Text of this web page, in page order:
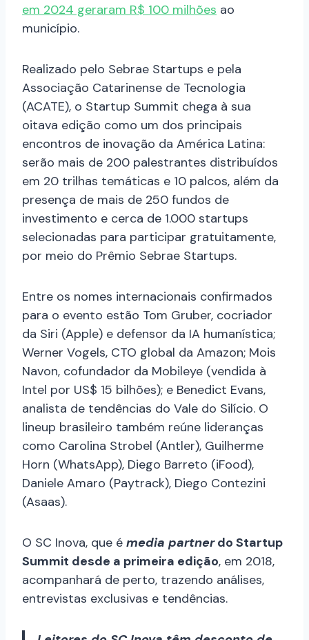
em 2024 geraram R$ 100 milhões ao
município.
Realizado pelo Sebrae Startups e pela
Associação Catarinense de Tecnologia
(ACATE), o Startup Summit chega à sua
oitava edição como um dos principais
encontros de inovação da América Latina:
serão mais de 200 palestrantes distribuídos
em 20 trilhas temáticas e 10 palcos, além da
presença de mais de 250 fundos de
investimento e cerca de 1.000 startups
selecionadas para participar gratuitamente,
por meio do Prêmio Sebrae Startups.
Entre os nomes internacionais confirmados
para o evento estão Tom Gruber, cocriador
da Siri (Apple) e defensor da IA humanística;
Werner Vogels, CTO global da Amazon; Mois
Navon, cofundador da Mobileye (vendida à
Intel por US$ 15 bilhões); e Benedict Evans,
analista de tendências do Vale do Silício. O
lineup brasileiro também reúne lideranças
como Carolina Strobel (Antler), Guilherme
Horn (WhatsApp), Diego Barreto (iFood),
Daniele Amaro (Paytrack), Diego Contezini
(Asaas).
O SC Inova, que é media partnerdo Startup
Summit desde a primeira edição, em 2018,
acompanhará de perto, trazendo análises,
entrevistas exclusivas e tendências.